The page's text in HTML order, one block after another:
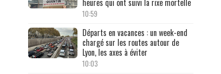
10:59
Départs en vacances : un week-end
chargé sur les routes autour de
Lyon, les axes à éviter
10:03